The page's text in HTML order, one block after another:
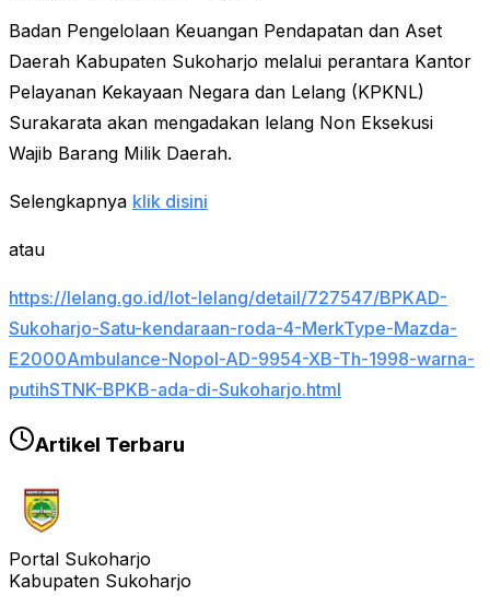
Badan Pengelolaan Keuangan Pendapatan dan Aset
Daerah Kabupaten Sukoharjo melalui perantara Kantor
Pelayanan Kekayaan Negara dan Lelang (KPKNL)
Surakarata akan mengadakan lelang Non Eksekusi
Wajib Barang Milik Daerah.
Selengkapnya klik disini
atau
https://lelang.go.id/lot-lelang/detail/727547/BPKAD-
Sukoharjo-Satu-kendaraan-roda-4-MerkType-Mazda-
E2000Ambulance-Nopol-AD-9954-XB-Th-1998-warna-
putihSTNK-BPKB-ada-di-Sukoharjo.html
Artikel Terbaru
Portal Sukoharjo
Kabupaten Sukoharjo